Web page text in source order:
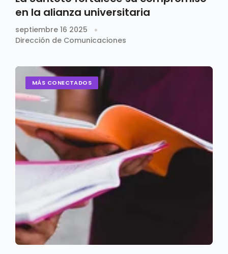
en la alianza universitaria
septiembre 16 2025
Dirección de Comunicaciones
MÁS CONECTADOS